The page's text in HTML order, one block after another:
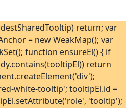
return; var
= new WeakMap(); var
function ensureEl() { if
return
white-tooltip'; tooltipEl.id =
'tooltip');